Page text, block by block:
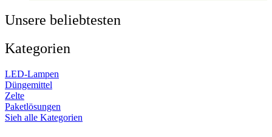
Unsere beliebtesten
Kategorien
LED-Lampen
Düngemittel
Zelte
Paketlösungen
Sieh alle Kategorien